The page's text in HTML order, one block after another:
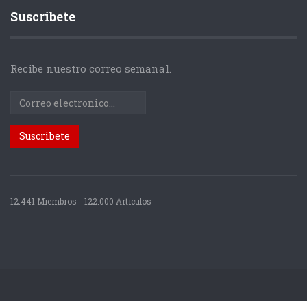
Suscríbete
Recibe nuestro correo semanal.
12.441 Miembros 122.000 Articulos